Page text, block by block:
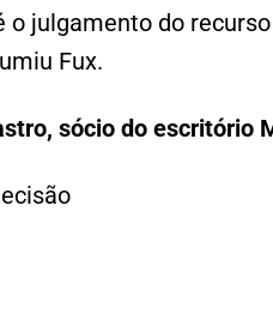
o julgamento do
Fux.
sócio do escritório